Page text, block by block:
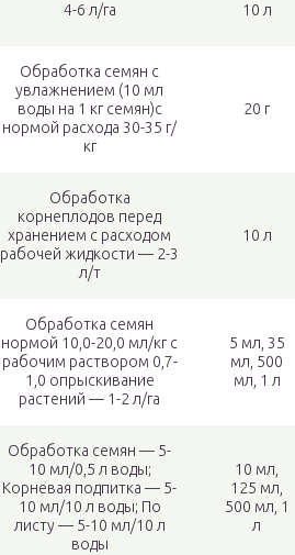
4-6 л/га 10 л
Обработка семян с
увлажнением (10 мл
воды на 1 кг семян)с
нормой расхода 30-35 г/
кг
20 г
Обработка
корнеплодов перед
хранением с расходом
рабочей жидкости — 2-3
л/т
10 л
Обработка семян
нормой 10,0-20,0 мл/кг с
рабочим раствором 0,7-
1,0 опрыскивание
растений — 1-2 л/га
5 мл, 35
мл, 500
мл, 1 л
Обработка семян — 5-
10 мл/0,5 л воды;
Корневая подпитка — 5-
10 мл/10 л воды; По
листу — 5-10 мл/10 л
воды
10 мл,
125 мл,
500 мл, 1
л